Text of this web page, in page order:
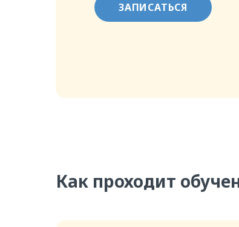
ЗАПИСАТЬСЯ
Как проходит